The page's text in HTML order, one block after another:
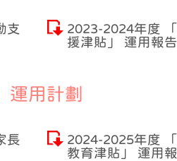
支
2023-2024年度
援津貼」 運用報告
運用計劃
長
2024-2025年度
教育津貼」 運用